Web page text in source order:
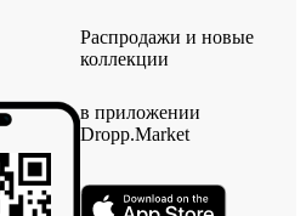
Распродажи и новые
коллекции
в приложении
Dropp.Market